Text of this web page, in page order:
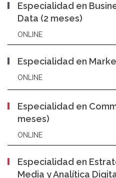
Especialidad en
Data (2 meses)
ONLINE
Especialidad en
ONLINE
Especialidad en
meses)
ONLINE
Especialidad en
Media y Analítica